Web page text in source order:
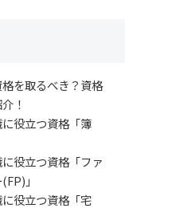
を取るべき？資格
！
役立つ資格「簿
役立つ資格「ファ
」
役立つ資格「宅